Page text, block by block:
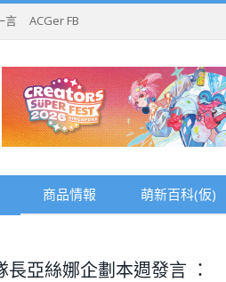
言 ACGer FB
商品情報 萌新百科(仮)
亞絲娜企劃本週發言 ：